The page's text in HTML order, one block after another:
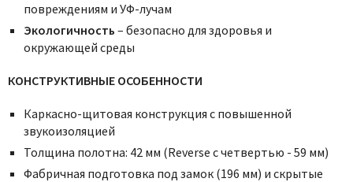
повреждениям и УФ-лучам
Экологичность – безопасно для здоровья и
окружающей среды
КОНСТРУКТИВНЫЕ ОСОБЕННОСТИ
Каркасно-щитовая конструкция с повышенной
звукоизоляцией
Толщина полотна: 42 мм (Reverse с четвертью - 59 мм)
Фабричная подготовка под замок (196 мм) и скрытые